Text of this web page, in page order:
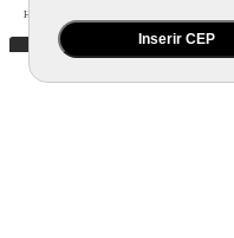
Inserir CEP
Home